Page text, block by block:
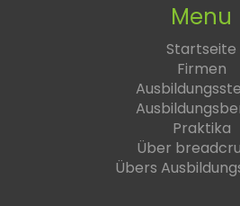
Menu
Startseite
Firmen
Praktika
Über
Übers